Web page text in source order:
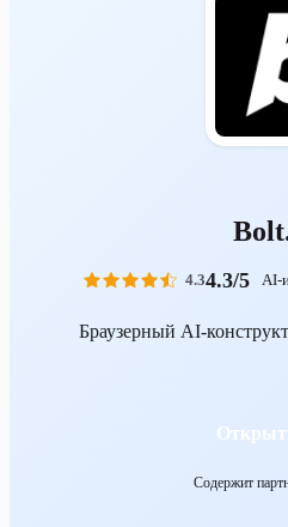
4.34.3/5 AI-
Браузерный AI-
Содержит